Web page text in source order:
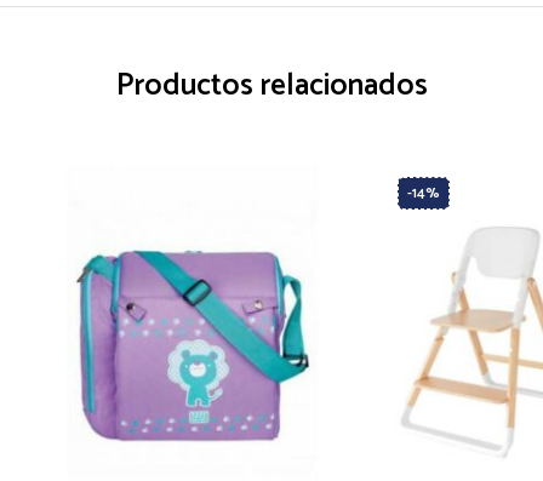
Productos relacionados
-14%